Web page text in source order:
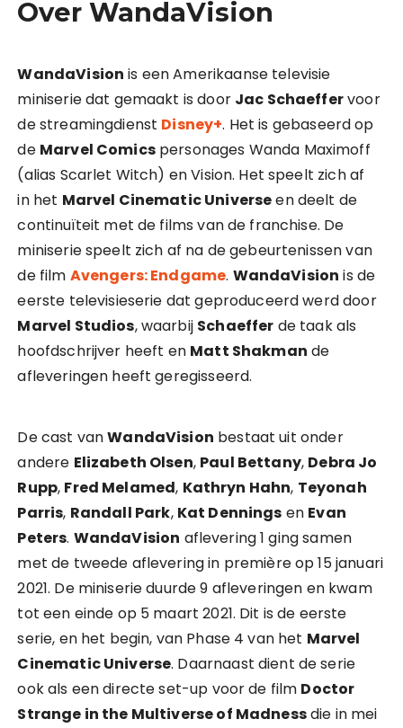
Over WandaVision
WandaVision is een Amerikaanse televisie
miniserie dat gemaakt is door Jac Schaeffervoor
de streamingdienst Disney+. Het is gebaseerd op
de Marvel Comicspersonages Wanda Maximoff
(alias Scarlet Witch) en Vision. Het speelt zich af
in het Marvel Cinematic Universeen deelt de
continuïteit met de films van de franchise. De
miniserie speelt zich af na de gebeurtenissen van
de film Avengers: Endgame. WandaVision is de
eerste televisieserie dat geproduceerd werd door
Marvel Studios, waarbij Schaeffer de taak als
hoofdschrijver heeft en Matt Shakman de
afleveringen heeft geregisseerd.
De cast vanWandaVision bestaat uit onder
andere Elizabeth Olsen, Paul Bettany, Debra Jo
Rupp, Fred Melamed, Kathryn Hahn, Teyonah
Parris, Randall Park, Kat Dennings en Evan
Peters. WandaVision aflevering 1 ging samen
met de tweede aflevering in première op 15 januari
2021. De miniserie duurde 9 afleveringen en kwam
tot een einde op 5 maart 2021. Dit is de eerste
serie, en het begin, van Phase 4 van het Marvel
Cinematic Universe. Daarnaast dient de serie
ook als een directe set-up voor de film Doctor
Strange in the Multiverse of Madnessdie in mei